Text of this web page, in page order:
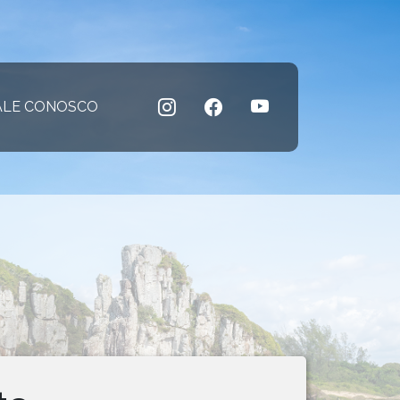
atual)CONOSCO (página atual)